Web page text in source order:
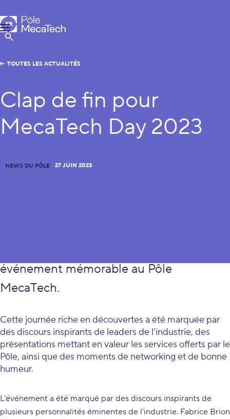
Pôle MecaTech
Menu
Afficher la Recherche
FR
EN
TOUTES LES ACTUALITÉS
Clap de fin pour
MecaTech Day 2023
NEWS DU PÔLE 27 JUIN 2023
événement mémorable au Pôle
MecaTech.
Cette journée riche en découvertes a été marquée par
des discours inspirants de leaders de l’industrie, des
présentations mettant en valeur les services offerts par le
Pôle, ainsi que des moments de networking et de bonne
humeur.
L’événement a été marqué par des discours inspirants de
plusieurs personnalités éminentes de l’industrie. Fabrice Brion